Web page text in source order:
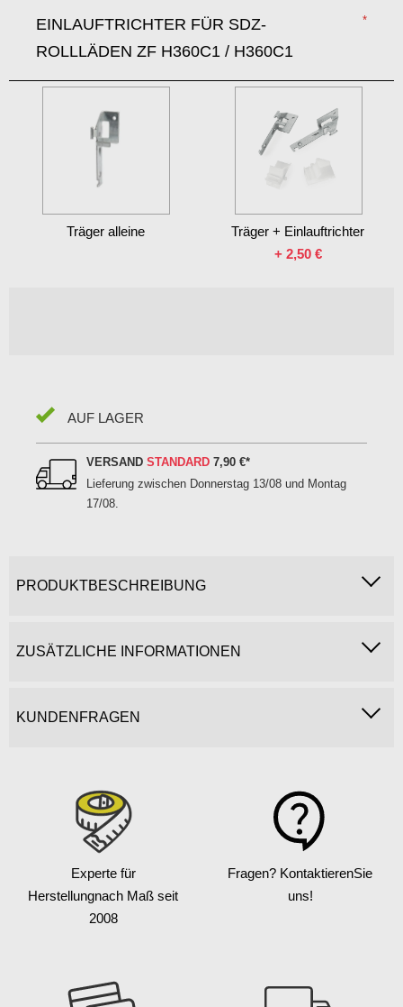
EINLAUFTRICHTER FÜR SDZ-
ROLLLÄDEN ZF H360C1 / H360C1
Träger alleine
Träger + Einlauftrichter
+ 2,50 €
AUF LAGER
VERSANDSTANDARD 7,90 €*
Lieferung zwischen Donnerstag 13/08 und Montag
17/08.
PRODUKTBESCHREIBUNG
ZUSÄTZLICHE INFORMATIONEN
KUNDENFRAGEN
Experte für
Herstellungnach Maß seit
2008
Fragen? KontaktierenSie
uns!